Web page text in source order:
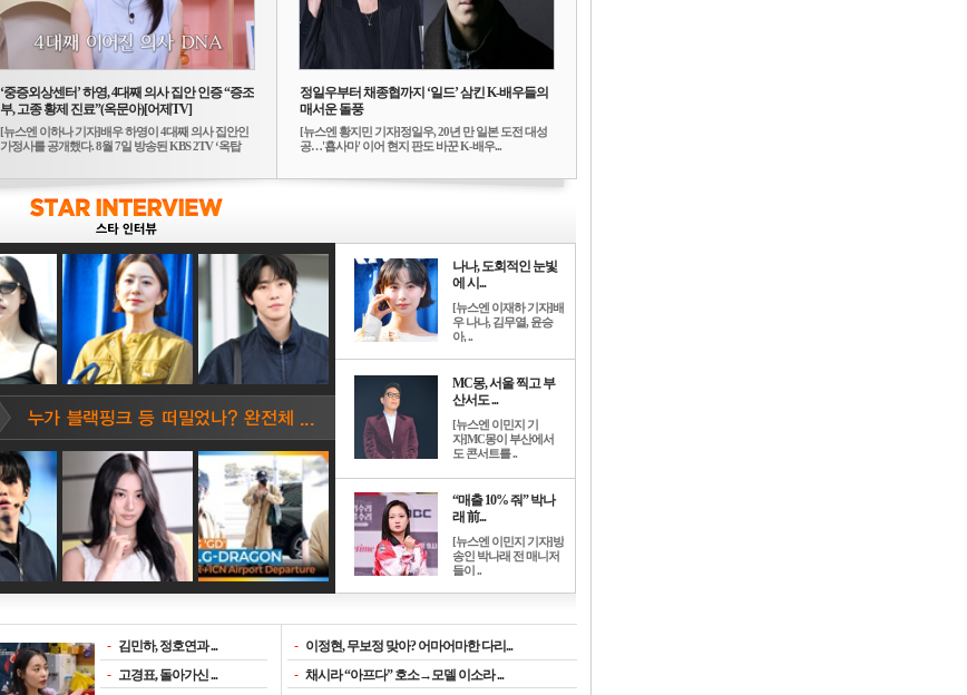
‘중증외상센터’ 하영, 4대째 의사 집안 인증 “증조
부, 고종 황제 진료”(옥문아)[어제TV]
[뉴스엔 이하나 기자]배우 하영이 4대째 의사 집안인
가정사를 공개했다. 8월 7일 방송된 KBS 2TV ‘옥탑
정일우부터 채종협까지 ‘일드’ 삼킨 K-배우들의
매서운 돌풍
[뉴스엔 황지민 기자]정일우, 20년 만 일본 도전 대성
공…'횹사마' 이어 현지 판도 바꾼 K-배우...
나나, 도회적인 눈빛
에 시...
[뉴스엔 이재하 기자]배
우 나나, 김무열, 윤승
아, ..
MC몽, 서울 찍고 부
산서도 ...
[뉴스엔 이민지 기
자]MC몽이 부산에서
도 콘서트를 ..
“매출 10% 줘” 박나
래 前...
[뉴스엔 이민지 기자]방
송인 박나래 전 매니저
들이 ..
- 김민하, 정호연과 ...
- 고경표, 돌아가신 ...
- 이정현, 무보정 맞아? 어마어마한 다리...
- 채시라 “아프다” 호소→모델 이소라 ...